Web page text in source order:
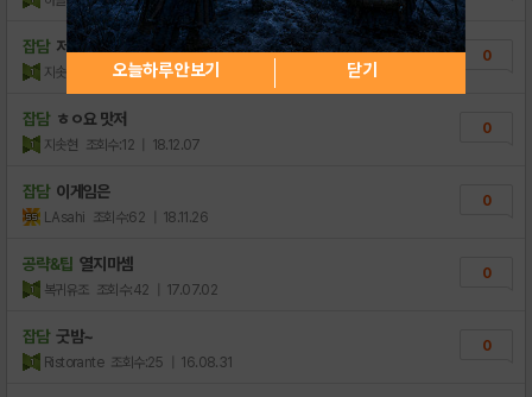
잡담 저는 콘프로스트로 때웠는데 여러분들은?
지솟현 조회수:27 | 18.12.07
0
잡담 ㅎㅇ요 맛저
지솟현 조회수:12 | 18.12.07
0
잡담 이게임은
LAsahi 조회수:62 | 18.11.26
0
공략&팁 열지마셈
복귀유조 조회수:42 | 17.07.02
0
잡담 굿밤~
Ristorante 조회수:25 | 16.08.31
0
오늘하루 안보기 닫기